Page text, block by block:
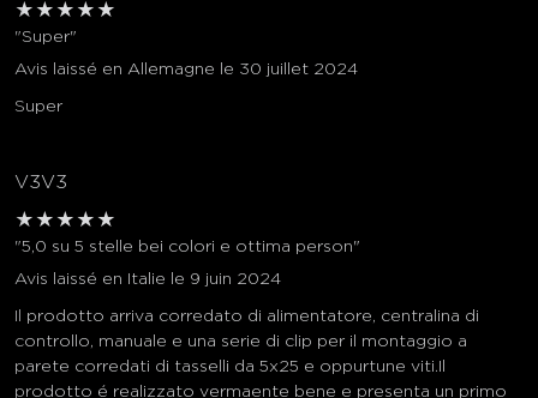
★ ★ ★ ★ ★
"Super"
Avis laissé en Allemagne le 30 juillet 2024
Super
V3V3
★ ★ ★ ★ ★
"5,0 su 5 stelle bei colori e ottima person"
Avis laissé en Italie le 9 juin 2024
Il prodotto arriva corredato di alimentatore, centralina di
controllo, manuale e una serie di clip per il montaggio a
parete corredati di tasselli da 5x25 e oppurtune viti.Il
prodotto é realizzato vermaente bene e presenta un primo